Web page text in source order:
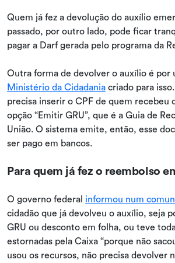
Quem já fez a devolução do auxílio
passado, por outro lado, pode ficar
pagar a Darf gerada pelo programa da
Outra forma de devolver o auxílio é por
Ministério da Cidadania criado para
precisa inserir o CPF de quem recebeu
opção “Emitir GRU”, que é a Guia de
União. O sistema emite, então, esse
ser pago em bancos.
Para quem já fez o reembolso
O governo federal informou num
cidadão que já devolveu o auxílio, seja
GRU ou desconto em folha, ou teve
estornadas pela Caixa “porque não
usou os recursos, não precisa devolver